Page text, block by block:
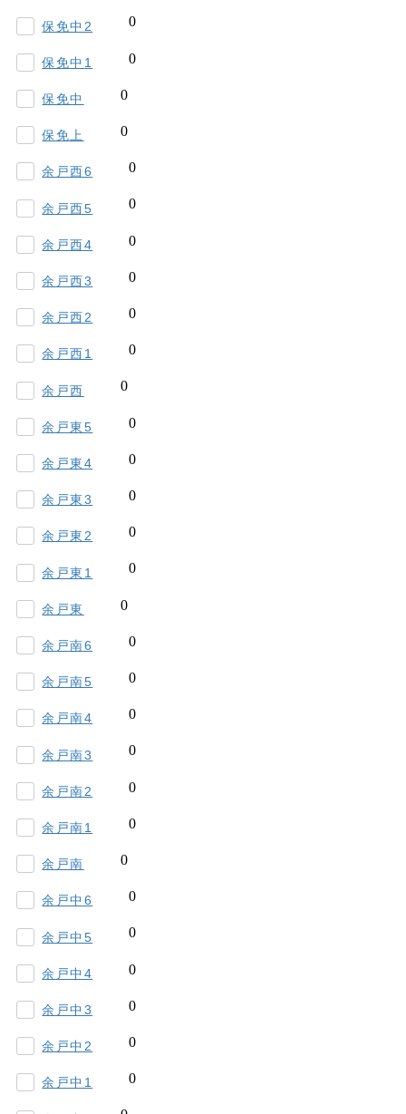
保免中2
保免中1
保免中
保免上
余戸西6
余戸西5
余戸西4
余戸西3
余戸西2
余戸西1
余戸西
余戸東5
余戸東4
余戸東3
余戸東2
余戸東1
余戸東
余戸南6
余戸南5
余戸南4
余戸南3
余戸南2
余戸南1
余戸南
余戸中6
余戸中5
余戸中4
余戸中3
余戸中2
余戸中1